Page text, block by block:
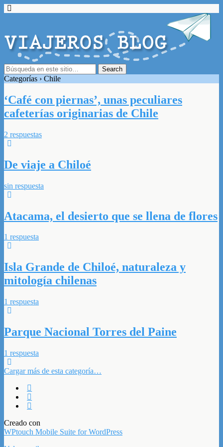
Categorías › Chile
‘Café con piernas’, unas peculiares
cafeterías originarias de Chile
2 respuestas
De viaje a Chiloé
sin respuesta
Atacama, el desierto que se llena de flores
1 respuesta
Isla Grande de Chiloé, naturaleza y
mitología chilenas
1 respuesta
Parque Nacional Torres del Paine
1 respuesta
Cargar más de esta categoría…
Creado con
WPtouch Mobile Suite for WordPress